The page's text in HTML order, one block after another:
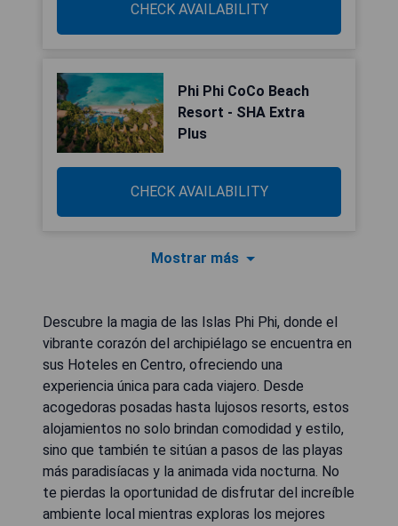
CHECK AVAILABILITY
Phi Phi CoCo Beach
Resort - SHA Extra
Plus
CHECK AVAILABILITY
Mostrar más
Descubre la magia de las Islas Phi Phi, donde el
vibrante corazón del archipiélago se encuentra en
sus Hoteles en Centro, ofreciendo una
experiencia única para cada viajero. Desde
acogedoras posadas hasta lujosos resorts, estos
alojamientos no solo brindan comodidad y estilo,
sino que también te sitúan a pasos de las playas
más paradisíacas y la animada vida nocturna. No
te pierdas la oportunidad de disfrutar del increíble
ambiente local mientras exploras los mejores